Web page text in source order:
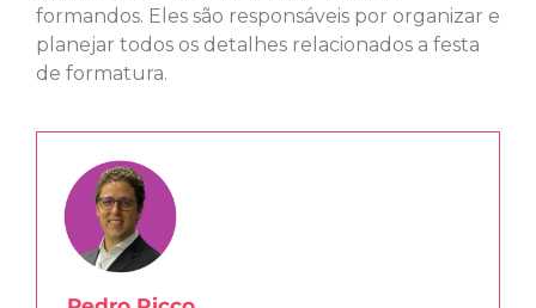
formandos. Eles são responsáveis por organizar e
planejar todos os detalhes relacionados a festa
de formatura.